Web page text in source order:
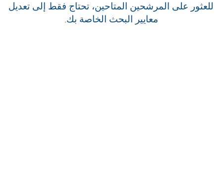
للعثور على المرشحين المتاحين، تحتاج فقط إلى تعديل
معايير البحث الخاصة بك.